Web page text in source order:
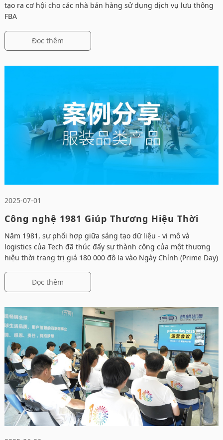
tạo ra cơ hội cho các nhà bán hàng sử dụng dịch vụ lưu thông
FBA
Đọc thêm
2025-07-01
Công nghệ 1981 Giúp Thương Hiệu Thời
Trang Chinh Phục Prime Day!
Năm 1981, sự phối hợp giữa sáng tạo dữ liệu - vi mô và
logistics của Tech đã thúc đẩy sự thành công của một thương
hiệu thời trang trị giá 180 000 đô la vào Ngày Chính (Prime Day)
Đọc thêm